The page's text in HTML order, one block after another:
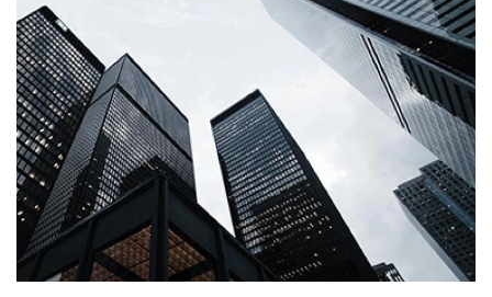
Ühisrahastusplatvormid peavad
Finantsinspektsioonilt tegevusloa
taotlema
Ühisrahastusteenuste loakohustus
hakkab kehtima 10. novembrist
2022.a.
Estonian Japan Trading Company AS
aktsiad Nasdaq Balti alternatiivturul
First North
Uued regulatsioonid
ühisrahastusteenuse pakkujatele
Inimfaktori vähendamine võitluses
rahapesuga
Kes peavad järgima
rahapesuvastaseid reegleid?
‘Paysera LT’ UAB vs Lietuvos bankas
(Leedu Pank)